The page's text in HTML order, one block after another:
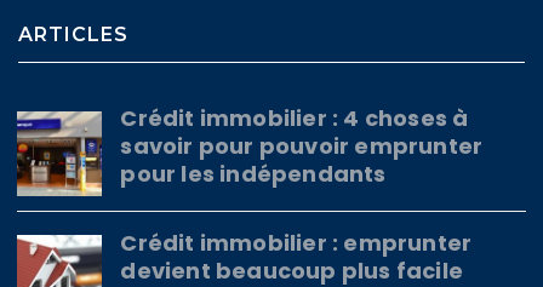
ARTICLES
Crédit immobilier : 4 choses à
savoir pour pouvoir emprunter
pour les indépendants
Crédit immobilier : emprunter
devient beaucoup plus facile